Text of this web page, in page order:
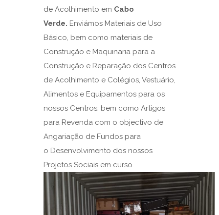
de Acolhimento em Cabo
Verde. Enviámos Materiais de Uso
Básico, bem como materiais de
Construção e Maquinaria para a
Construção e Reparação dos Centros
de Acolhimento e Colégios, Vestuário,
Alimentos e Equipamentos para os
nossos Centros, bem como Artigos
para Revenda com o objectivo de
Angariação de Fundos para
o Desenvolvimento dos nossos
Projetos Sociais em curso.